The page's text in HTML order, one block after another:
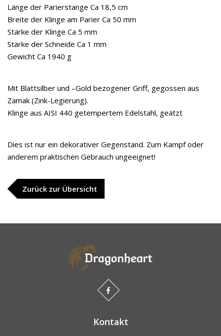
Länge der Parierstange Ca 18,5 cm
Breite der Klinge am Parier Ca 50 mm
Stärke der Klinge Ca 5 mm
Stärke der Schneide Ca 1 mm
Gewicht Ca 1940 g
Mit Blattsilber und –Gold bezogener Griff, gegossen aus
Zamak (Zink-Legierung).
Klinge aus AISI 440 getempertem Edelstahl, geätzt
Dies ist nur ein dekorativer Gegenstand. Zum Kampf oder
anderem praktischen Gebrauch ungeeignet!
Zurück zur Übersicht
Kontakt